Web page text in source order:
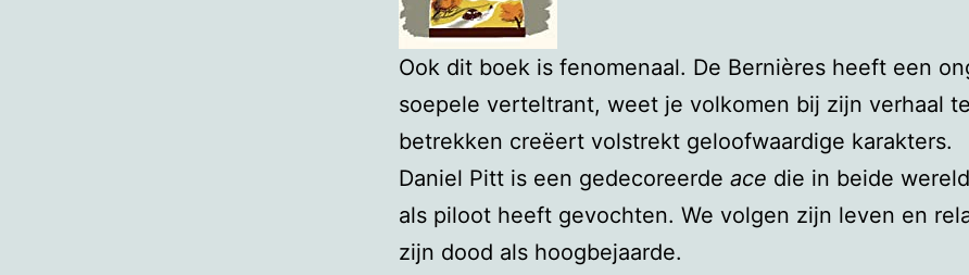
Ook dit boek is fenomenaal. De Bernières heeft een
soepele verteltrant, weet je volkomen bij zijn verhaal te
betrekken creëert volstrekt geloofwaardige karakters.
Daniel Pitt is een gedecoreerde ace die in beide
als piloot heeft gevochten. We volgen zijn leven en
zijn dood als hoogbejaarde.